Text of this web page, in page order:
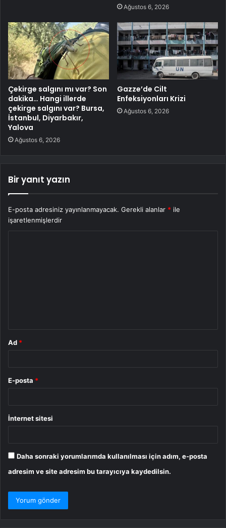
Ağustos 6, 2026
Çekirge salgını mı var? Son
dakika… Hangi illerde
çekirge salgını var? Bursa,
İstanbul, Diyarbakır,
Yalova
Ağustos 6, 2026
Gazze’de Cilt
Enfeksiyonları Krizi
Ağustos 6, 2026
Bir yanıt yazın
E-posta adresiniz yayınlanmayacak. Gerekli alanlar * ile
işaretlenmişlerdir
Ad *
E-posta *
İnternet sitesi
Daha sonraki yorumlarımda kullanılması için adım, e-posta
adresim ve site adresim bu tarayıcıya kaydedilsin.